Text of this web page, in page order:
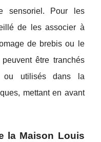
sensoriel. Pour les
de les associer à
de brebis ou le
être tranchés
ou utilisés dans la
mettant en avant
la Maison Louis